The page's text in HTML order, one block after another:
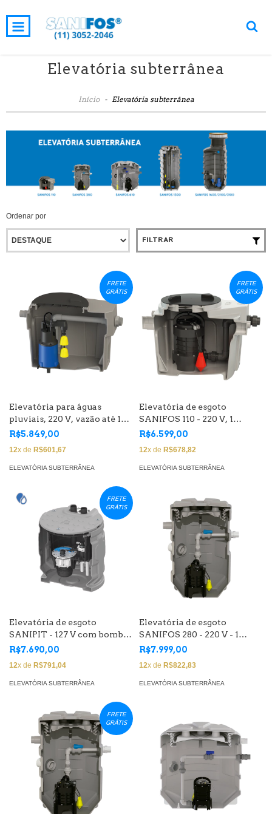
Elevatória subterrânea
Início - Elevatória subterrânea
Ordenar por
FILTRAR
FRETE
GRÁTIS
Elevatória para águas
pluviais, 220 V, vazão até 10
m3/h
R$5.849,00
12x de R$601,67
ELEVATÓRIA SUBTERRÂNEA
FRETE
GRÁTIS
Elevatória de esgoto
SANIFOS 110 - 220 V, 1
bomba trituradora de 2 CV
R$6.599,00
12x de R$678,82
ELEVATÓRIA SUBTERRÂNEA
FRETE
GRÁTIS
Elevatória de esgoto
SANIPIT - 127 V com bomba
trituradora de 2V
R$7.690,00
12x de R$791,04
ELEVATÓRIA SUBTERRÂNEA
Elevatória de esgoto
SANIFOS 280 - 220 V - 1
bomba vórtex de 2 CV
R$7.999,00
12x de R$822,83
ELEVATÓRIA SUBTERRÂNEA
FRETE
GRÁTIS